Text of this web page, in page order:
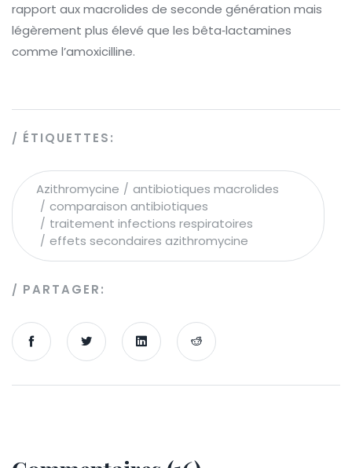
rapport aux macrolides de seconde génération mais
légèrement plus élevé que les bêta‑lactamines
comme l’amoxicilline.
ÉTIQUETTES:
Azithromycine
antibiotiques macrolides
comparaison antibiotiques
traitement infections respiratoires
effets secondaires azithromycine
PARTAGER: